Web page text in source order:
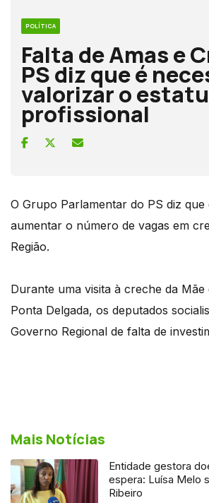
POLÍTICA
Falta de Amas e
PS diz que é
valorizar o
profissional
O Grupo Parlamentar do PS diz que
aumentar o número de vagas em
Região.
Durante uma visita à creche da Mãe
Ponta Delgada, os deputados
Governo Regional de falta de
Mais Notícias
Entidade gestora
espera: Luísa Melo
Ribeiro